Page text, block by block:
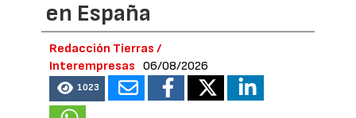
en España
Redacción Tierras /
Interempresas
06/08/2026
1023